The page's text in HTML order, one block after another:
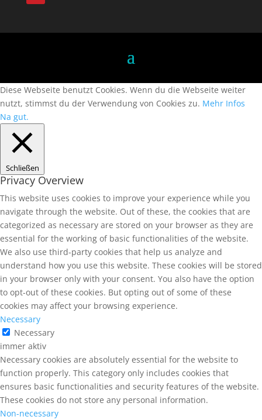
Diese Webseite benutzt Cookies. Wenn du die Webseite weiter
nutzt, stimmst du der Verwendung von Cookies zu. Mehr Infos
Na gut.
Schließen
Privacy Overview
This website uses cookies to improve your experience while you
navigate through the website. Out of these, the cookies that are
categorized as necessary are stored on your browser as they are
essential for the working of basic functionalities of the website.
We also use third-party cookies that help us analyze and
understand how you use this website. These cookies will be stored
in your browser only with your consent. You also have the option
to opt-out of these cookies. But opting out of some of these
cookies may affect your browsing experience.
Necessary
Necessary
immer aktiv
Necessary cookies are absolutely essential for the website to
function properly. This category only includes cookies that
ensures basic functionalities and security features of the website.
These cookies do not store any personal information.
Non-necessary